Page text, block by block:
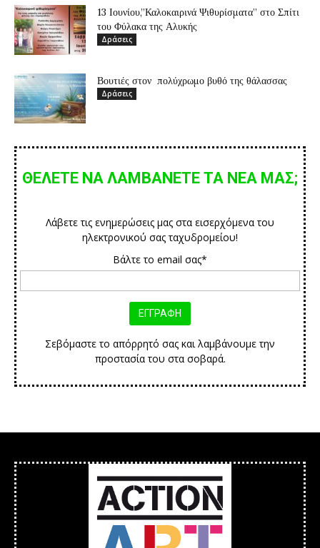
13 Ιουνίου,”Καλοκαιρινά Ψιθυρίσματα” στο Σπίτι
του Φύλακα της Αλυκής
Δράσεις
Βουτιές στον πολύχρωμο βυθό της θάλασσας
Δράσεις
ΘΕΛΕΤΕ ΝΑ ΛΑΜΒΑΝΕΤΕ ΤΑ ΝΕΑ ΜΑΣ;
Λάβετε τις ενημερώσεις μας στα εισερχόμενα του
ηλεκτρονικού σας ταχυδρομείου!
Βάλτε το email σας*
Σεβόμαστε το απόρρητό σας και λαμβάνουμε την
προστασία του στα σοβαρά.